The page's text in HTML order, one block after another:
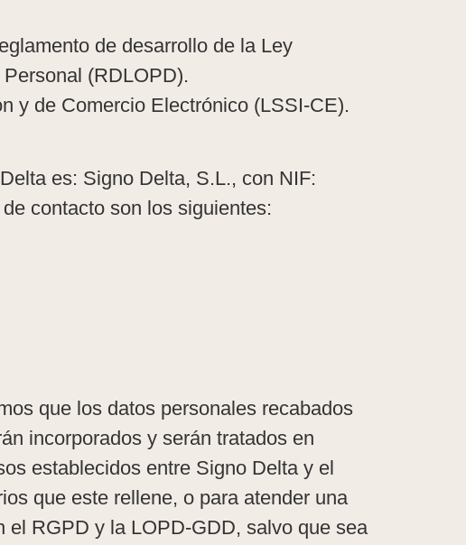
de desarrollo de la Ley
(RDLOPD).
y de Comercio Electrónico (LSSI-CE).
es: Signo Delta, S.L., con NIF:
contacto son los siguientes:
que los datos personales recabados
incorporados y serán tratados en
establecidos entre Signo Delta y el
que este rellene, o para atender una
el RGPD y la LOPD-GDD, salvo que sea